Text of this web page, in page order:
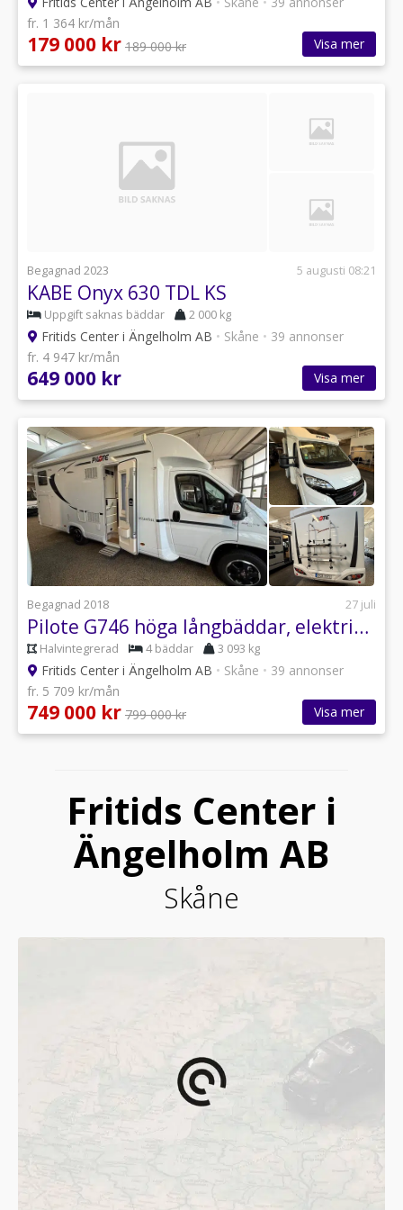
fr. 1 364 kr/mån
179 000 kr 189 000 kr Visa mer
Begagnad 2023 5 augusti 08:21
KABE Onyx 630 TDL KS
Uppgift saknas bäddar 2 000 kg
Fritids Center i Ängelholm AB • Skåne • 39 annonser
fr. 4 947 kr/mån
649 000 kr Visa mer
Begagnad 2018 27 juli
Pilote G746 höga långbäddar, elektrisk taksäng, stort garage m.m
Halvintegrerad 4 bäddar 3 093 kg
Fritids Center i Ängelholm AB • Skåne • 39 annonser
fr. 5 709 kr/mån
749 000 kr 799 000 kr Visa mer
Fritids Center i
Ängelholm AB
Skåne